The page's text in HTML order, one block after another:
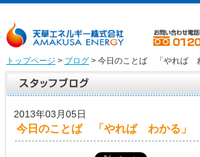
トップページ > ブログ> 今日のことば 「やれば
2013年03月05日
今日のことば 「やれば わかる」